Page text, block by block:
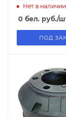
Нет в наличии
0 бел. руб./
ПОД